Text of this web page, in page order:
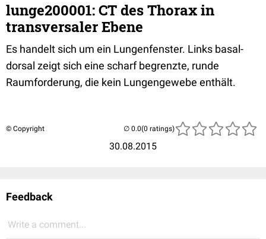
lunge200001: CT des Thorax in
transversaler Ebene
Es handelt sich um ein Lungenfenster. Links basal-
dorsal zeigt sich eine scharf begrenzte, runde
Raumforderung, die kein Lungengewebe enthält.
© Copyright
30.08.2015
(0 ratings)
Feedback
Write a comment...